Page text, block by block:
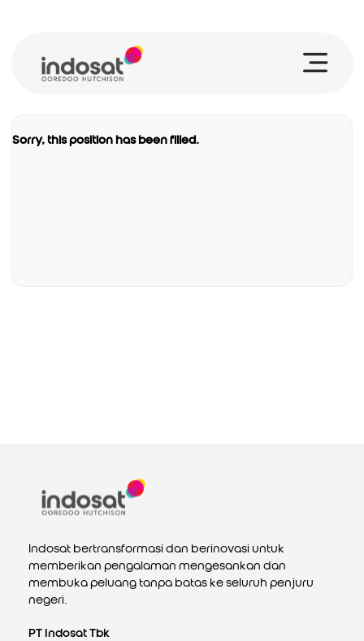
Sorry, this position has been filled.
Indosat bertransformasi dan berinovasi untuk
memberikan pengalaman mengesankan dan
membuka peluang tanpa batas ke seluruh penjuru
negeri.
PT Indosat Tbk